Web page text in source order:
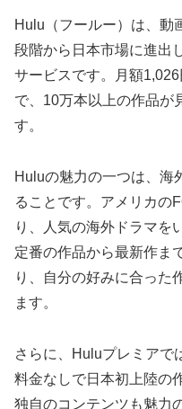
Hulu（フールー）は、動
段階から日本市場に進出
サービスです。月額
で、10万本以上の作品が
す。
Huluの魅力の一つは、海
ることです。アメリカの
り、人気の海外ドラマを
定番の作品から最新作ま
り、自分の好みに合った
ます。
さらに、Huluプレミアで
料金なしで日本初上陸の
独自のコンテンツも魅力